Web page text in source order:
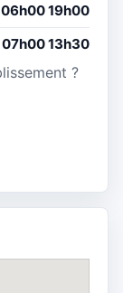
06h00 19h00
07h00 13h30
?